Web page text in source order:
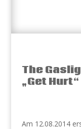
The
„Get Hurt“
Am 12.08.2014